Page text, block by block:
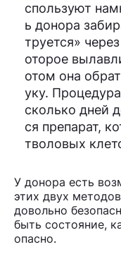
спользуют
ь донора
труется»
оторое
отом она
уку.
сколько дней
ся препарат,
тволовых
У донора есть
этих двух
довольно
быть состояние,
опасно.